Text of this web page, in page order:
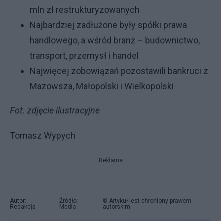
mln zł restrukturyzowanych
Najbardziej zadłużone były spółki prawa
handlowego, a wśród branż – budownictwo,
transport, przemysł i handel
Najwięcej zobowiązań pozostawili bankruci z
Mazowsza, Małopolski i Wielkopolski
Fot. zdjęcie ilustracyjne
Tomasz Wypych
Reklama
Autor:
Redakcja
Źródło:
Media
© Artykuł jest chroniony prawem
autorskim.